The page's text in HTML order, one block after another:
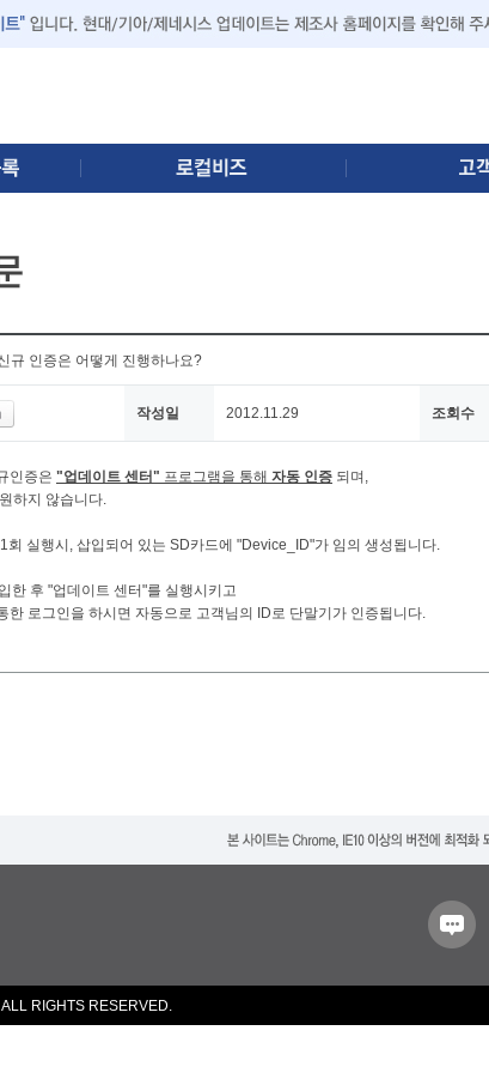
규 인증은 어떻게 진행하나요?
작성일 2012.11.29 조회수
인증은 "업데이트 센터" 프로그램을 통해 자동 인증 되며,
하지 않습니다.
회 실행시, 삽입되어 있는 SD카드에 "Device_ID"가 임의 생성됩니다.
한 후 "업데이트 센터"를 실행시키고
한 로그인을 하시면 자동으로 고객님의 ID로 단말기가 인증됩니다.
RIGHTS RESERVED.